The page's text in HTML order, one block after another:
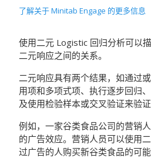
了解关于 Minitab Engage 的更多信息
使用二元 Logistic 回归分析可以
二元响应之间的关系。
二元响应具有两个结果，如通过
用项和多项式项、执行逐步回归
及使用检验样本或交叉验证来验证
例如，一家谷类食品公司的营销
的广告效应。营销人员可以使用
过广告的人购买新谷类食品的可